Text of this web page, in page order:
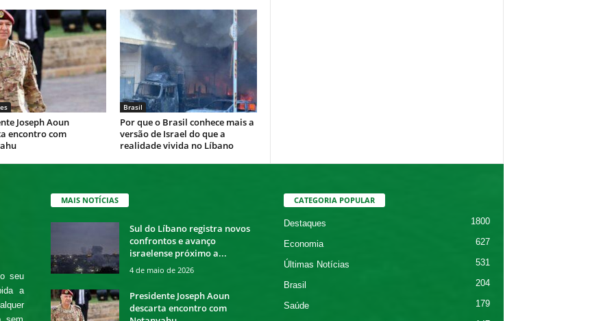
Joseph Aoun
encontro com
Brasil
Por que o Brasil conhece mais a
versão de Israel do que a
realidade vivida no Líbano
seu
a
MAIS NOTÍCIAS
Sul do Líbano registra novos
confrontos e avanço
israelense próximo a...
4 de maio de 2026
Presidente Joseph Aoun
descarta encontro com
CATEGORIA POPULAR
Destaques 1800
Economia 627
Últimas Notícias 531
Brasil 204
Saúde 179